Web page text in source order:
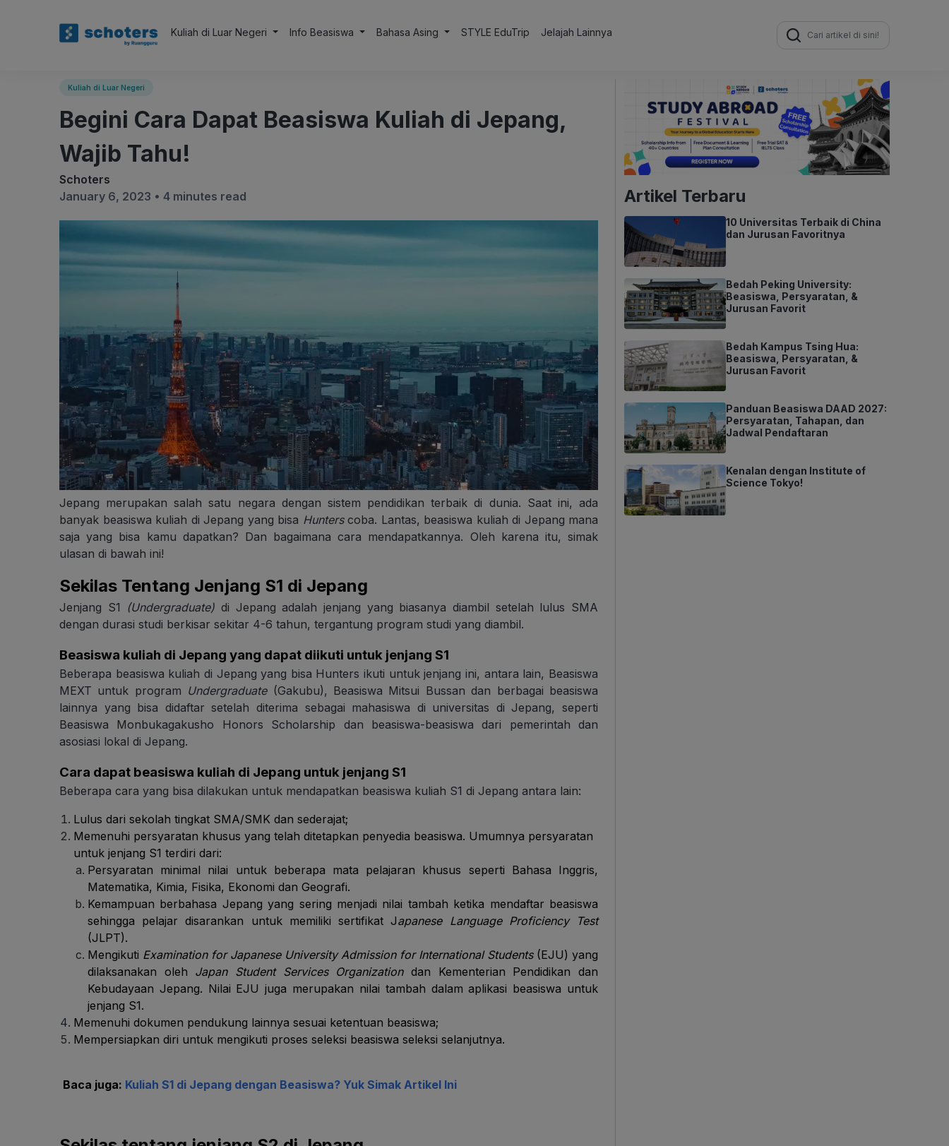
Kuliah di Luar Negeri Info Beasiswa Bahasa Asing STYLE EduTrip Jelajah Lainnya
Search
for:
Kuliah di Luar Negeri
Begini Cara Dapat Beasiswa Kuliah di Jepang,
Wajib Tahu!
Schoters
January 6, 2023 • 4 minutes read
Jepang merupakan salah satu negara dengan sistem pendidikan terbaik di dunia. Saat ini, ada
banyak beasiswa kuliah di Jepang yang bisa Hunterscoba. Lantas, beasiswa kuliah di Jepang mana
saja yang bisa kamu dapatkan? Dan bagaimana cara mendapatkannya. Oleh karena itu, simak
ulasan di bawah ini!
Sekilas Tentang Jenjang S1 di Jepang
Jenjang S1 (Undergraduate) di Jepang adalah jenjang yang biasanya diambil setelah lulus SMA
dengan durasi studi berkisar sekitar 4-6 tahun, tergantung program studi yang diambil.
Beasiswa kuliah di Jepang yang dapat diikuti untuk jenjang S1
Beberapa beasiswa kuliah di Jepang yang bisa Hunters ikuti untuk jenjang ini, antara lain, Beasiswa
MEXT untuk program Undergraduate (Gakubu), Beasiswa Mitsui Bussan dan berbagai beasiswa
lainnya yang bisa didaftar setelah diterima sebagai mahasiswa di universitas di Jepang, seperti
Beasiswa Monbukagakusho Honors Scholarship dan beasiswa-beasiswa dari pemerintah dan
asosiasi lokal di Jepang.
Cara dapat beasiswa kuliah di Jepang untuk jenjang S1
Beberapa cara yang bisa dilakukan untuk mendapatkan beasiswa kuliah S1 di Jepang antara lain:
Lulus dari sekolah tingkat SMA/SMK dan sederajat;
Memenuhi persyaratan khusus yang telah ditetapkan penyedia beasiswa. Umumnya persyaratan
untuk jenjang S1 terdiri dari:
Persyaratan minimal nilai untuk beberapa mata pelajaran khusus seperti Bahasa Inggris,
Matematika, Kimia, Fisika, Ekonomi dan Geografi.
Kemampuan berbahasa Jepang yang sering menjadi nilai tambah ketika mendaftar beasiswa
sehingga pelajar disarankan untuk memiliki sertifikat Japanese Language Proficiency Test
(JLPT).
Mengikuti Examination for Japanese University Admission for International Students (EJU) yang
dilaksanakan oleh Japan Student Services Organizationdan Kementerian Pendidikan dan
Kebudayaan Jepang. Nilai EJU juga merupakan nilai tambah dalam aplikasi beasiswa untuk
jenjang S1.
Memenuhi dokumen pendukung lainnya sesuai ketentuan beasiswa;
Mempersiapkan diri untuk mengikuti proses seleksi beasiswa seleksi selanjutnya.
Baca juga: Kuliah S1 di Jepang dengan Beasiswa? Yuk Simak Artikel Ini
Artikel Terbaru
10 Universitas Terbaik di China
dan Jurusan Favoritnya
Bedah Peking University:
Beasiswa, Persyaratan, &
Jurusan Favorit
Bedah Kampus Tsing Hua:
Beasiswa, Persyaratan, &
Jurusan Favorit
Panduan Beasiswa DAAD 2027:
Persyaratan, Tahapan, dan
Jadwal Pendaftaran
Kenalan dengan Institute of
Science Tokyo!